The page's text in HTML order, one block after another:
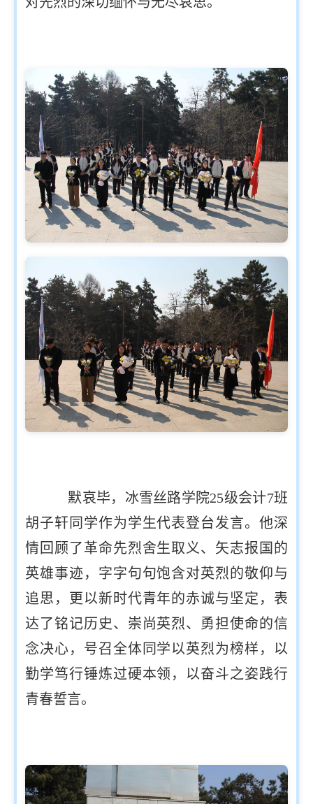
默哀毕，冰雪丝路学院25级会计7班
胡子轩同学作为学生代表登台发言。他深
情回顾了革命先烈舍生取义、矢志报国的
英雄事迹，字字句句饱含对英烈的敬仰与
追思，更以新时代青年的赤诚与坚定，表
达了铭记历史、崇尚英烈、勇担使命的信
念决心，号召全体同学以英烈为榜样，以
勤学笃行锤炼过硬本领，以奋斗之姿践行
青春誓言。